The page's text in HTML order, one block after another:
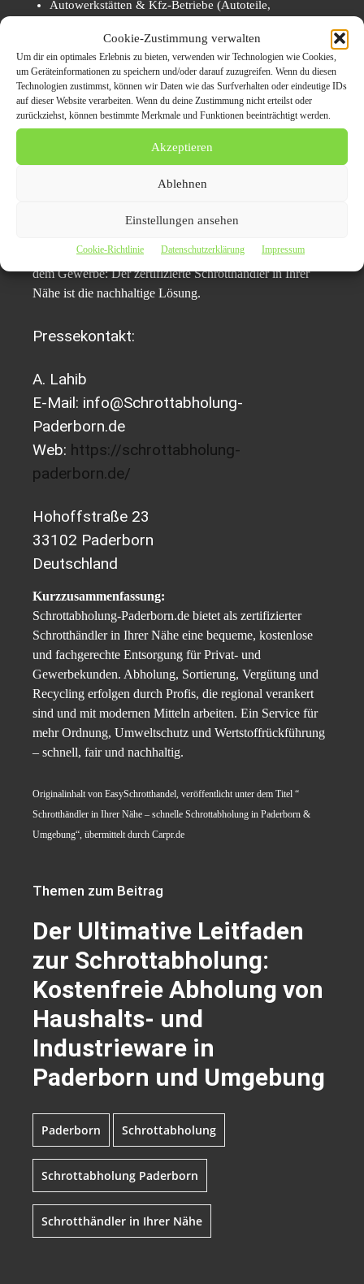
Cookie-Zustimmung verwalten
Um dir ein optimales Erlebnis zu bieten, verwenden wir Technologien wie Cookies,
um Geräteinformationen zu speichern und/oder darauf zuzugreifen. Wenn du diesen
Technologien zustimmst, können wir Daten wie das Surfverhalten oder eindeutige IDs
auf dieser Website verarbeiten. Wenn du deine Zustimmung nicht erteilst oder
zurückziehst, können bestimmte Merkmale und Funktionen beeinträchtigt werden.
Akzeptieren
Ablehnen
Einstellungen ansehen
Cookie-Richtlinie Datenschutzerklärung Impressum
Autowerkstätten & Kfz-Betriebe (Autoteile,
Hausverwaltungen & Entrümpelungsdienste
Fazit: Schrotthändler in Ihrer Nähe sorgt für
Entlastung & Umweltschutz
Wer Schrott entsorgen möchte, profitiert von der
digitale Anfrageprozesse mit einem leistungsstarken
Ob Haushaltsauflösung, Altgeräte oder Metallreste aus
dem Gewerbe: Der zertifizierte Schrotthändler in Ihrer
Nähe ist die nachhaltige Lösung.
Pressekontakt:
A. Lahib
E-Mail: info@Schrottabholung-
Paderborn.de
Web: https://schrottabholung-
paderborn.de/
Hohoffstraße 23
33102 Paderborn
Deutschland
Kurzzusammenfassung:
Schrottabholung-Paderborn.de bietet als zertifizierter
Schrotthändler in Ihrer Nähe eine bequeme, kostenlose
und fachgerechte Entsorgung für Privat- und
Gewerbekunden. Abholung, Sortierung, Vergütung und
Recycling erfolgen durch Profis, die regional verankert
sind und mit modernen Mitteln arbeiten. Ein Service für
mehr Ordnung, Umweltschutz und Wertstoffrückführung
– schnell, fair und nachhaltig.
Originalinhalt von EasySchrotthandel, veröffentlicht unter dem Titel “
Schrotthändler in Ihrer Nähe – schnelle Schrottabholung in Paderborn &
Umgebung“, übermittelt durch Carpr.de
Themen zum Beitrag
Der Ultimative Leitfaden
zur Schrottabholung:
Kostenfreie Abholung von
Haushalts- und
Industrieware in
Paderborn und Umgebung
Paderborn Schrottabholung
Schrottabholung Paderborn
Schrotthändler in Ihrer Nähe